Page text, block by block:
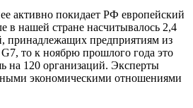
активно покидает РФ европейский
в нашей стране насчитывалось 2,4
принадлежащих предприятиям из
то к ноябрю прошлого года это
на 120 организаций. Эксперты
экономическими отношениями